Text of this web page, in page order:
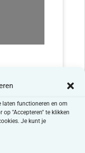
laten functioneren en om
"Accepteren" te klikken
Je kunt je